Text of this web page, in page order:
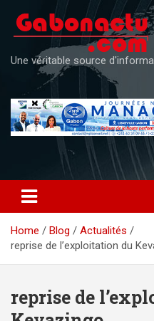
content
Une véritable source
Home Blog
Actualités
reprise de l’exploitation du
reprise de